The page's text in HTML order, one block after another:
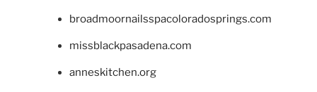
broadmoornailsspacoloradosprings.com
missblackpasadena.com
anneskitchen.org